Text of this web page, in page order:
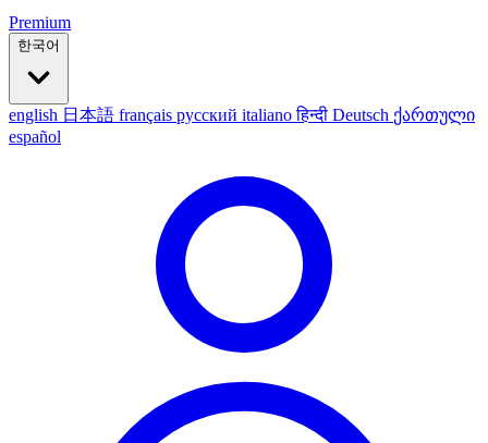
Premium
한국어
english 日本語 français русский italianoहिन्दी Deutsch ქართული
español